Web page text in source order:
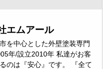
エムアール
を中心とした外壁塗装専門
年/設立2010年 私達がお客
のは『安心』です。 『全て